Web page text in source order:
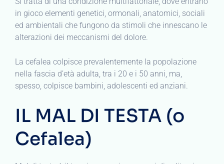
in gioco elementi genetici, ormonali, anatomici, sociali
ed ambientali che fungono da stimoli che innescano le
alterazioni dei meccanismi del dolore.
La cefalea colpisce prevalentemente la popolazione
nella fascia d’età adulta, tra i 20 e i 50 anni, ma,
spesso, colpisce bambini, adolescenti ed anziani.
IL MAL DI TESTA (o
Cefalea)